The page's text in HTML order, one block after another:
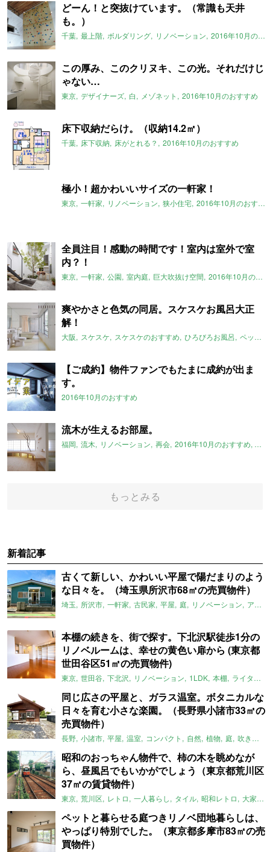
どーん！と突抜けています。（常識も天井
も。）
千葉 最上階 ボルダリング リノベーション 2016年10月のおすすめ
この厚み、このクリヌキ、この光。それだけじ
ゃない…
東京 デザイナーズ 白 メゾネット 2016年10月のおすすめ
床下収納だらけ。（収納14.2㎡）
千葉 床下収納 床がとれる？ 2016年10月のおすすめ
極小！超かわいいサイズの一軒家！
東京 一軒家 リノベーション 狭小住宅 2016年10月のおすすめ
全員注目！感動の時間です！室内は室外で室
内？！
東京 一軒家 公園 室内庭 巨大吹抜け空間 2016年10月のおすすめ
爽やかさと色気の同居。スケスケお風呂大正
解！
大阪 スケスケ スケスケのおすすめ ひろびろお風呂 ペット可
【ご成約】物件ファンでもたまに成約が出ま
す。
2016年10月のおすすめ
流木が生えるお部屋。
福岡 流木 リノベーション 再会 2016年10月のおすすめ 博多
もっとみる
新着記事
古くて新しい、かわいい平屋で陽だまりのよう
な日々を。（埼玉県所沢市68㎡の売買物件）
埼玉 所沢市 一軒家 古民家 平屋 庭 リノベーション アメリカンハウス
本棚の続きを、街で探す。下北沢駅徒歩1分の
リノベルームは、幸せの黄色い扉から (東京都
世田谷区51㎡の売買物件)
東京 世田谷 下北沢 リノベーション 1LDK 本棚 ライター：ほしりょうこ
同じ広さの平屋と、ガラス温室。ボタニカルな
日々を育む小さな楽園。（長野県小諸市33㎡の
売買物件）
長野 小諸市 平屋 温室 コンパクト 自然 植物 庭 吹き抜け
昭和のおっちゃん物件で、柿の木を眺めなが
ら、昼風呂でもいかがでしょう（東京都荒川区
37㎡の賃貸物件）
東京 荒川区 レトロ 一人暮らし タイル 昭和レトロ 大家女子
ペットと暮らせる庭つきリノベ団地暮らしは、
やっぱり特別でした。（東京都多摩市83㎡の売
買物件）